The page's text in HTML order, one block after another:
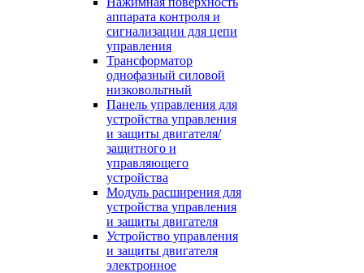
аппарата контроля и
сигнализации для цепи
управления
Трансформатор
однофазный силовой
низковольтный
Панель управления для
устройства управления
и защиты двигателя/
защитного и
управляющего
устройства
Модуль расширения для
устройства управления
и защиты двигателя
Устройство управления
и защиты двигателя
электронное